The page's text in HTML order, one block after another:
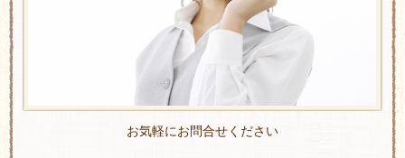
お気軽にお問合せください